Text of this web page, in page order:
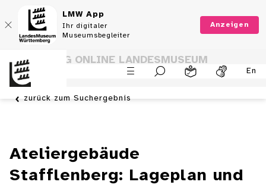
LMW App
Ihr digitaler
Museumsbegleiter
Anzeigen
En
SAMMLUNG ONLINE LANDESMUSEUM
WÜRTTEMBERG
zurück zum Suchergebnis
Ateliergebäude
Stafflenberg: Lageplan und